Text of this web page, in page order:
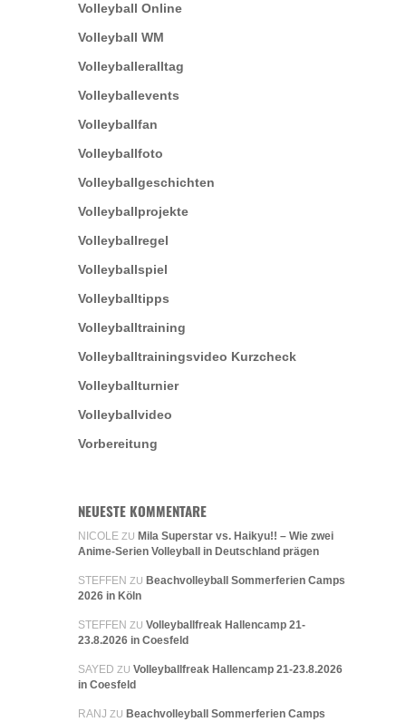
Volleyball Online
Volleyball WM
Volleyballeralltag
Volleyballevents
Volleyballfan
Volleyballfoto
Volleyballgeschichten
Volleyballprojekte
Volleyballregel
Volleyballspiel
Volleyballtipps
Volleyballtraining
Volleyballtrainingsvideo Kurzcheck
Volleyballturnier
Volleyballvideo
Vorbereitung
NEUESTE KOMMENTARE
NICOLE ZU Mila Superstar vs. Haikyu!! – Wie zwei
Anime-Serien Volleyball in Deutschland prägen
STEFFEN ZU Beachvolleyball Sommerferien Camps
2026 in Köln
STEFFEN ZU Volleyballfreak Hallencamp 21-
23.8.2026 in Coesfeld
SAYED ZU Volleyballfreak Hallencamp 21-23.8.2026
in Coesfeld
RANJ ZU Beachvolleyball Sommerferien Camps